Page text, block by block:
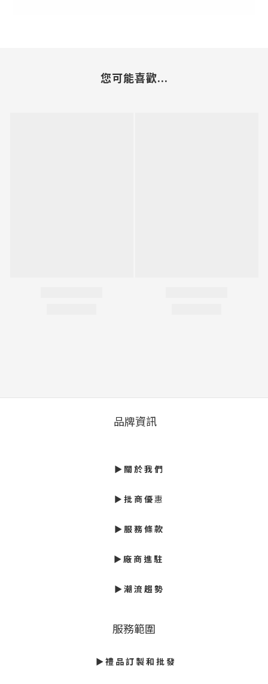
您可能喜歡...
品牌資訊
► 關 於 我 們
► 批 商 優惠
► 服 務 條 款
►廠 商 進 駐
►潮 流 趨 勢
服務範圍
► 禮 品 訂 製 和 批 發